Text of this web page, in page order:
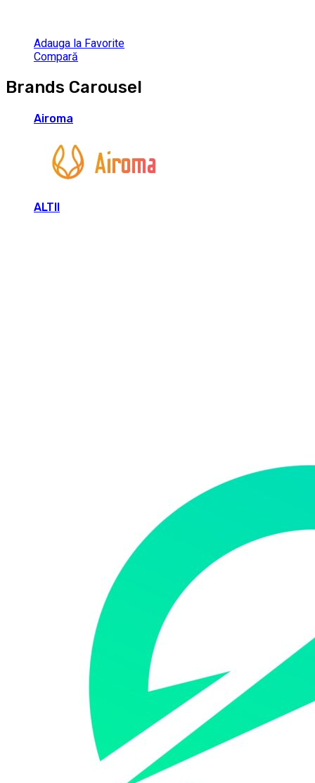
Adauga la Favorite
Compară
Brands Carousel
Airoma
ALTII